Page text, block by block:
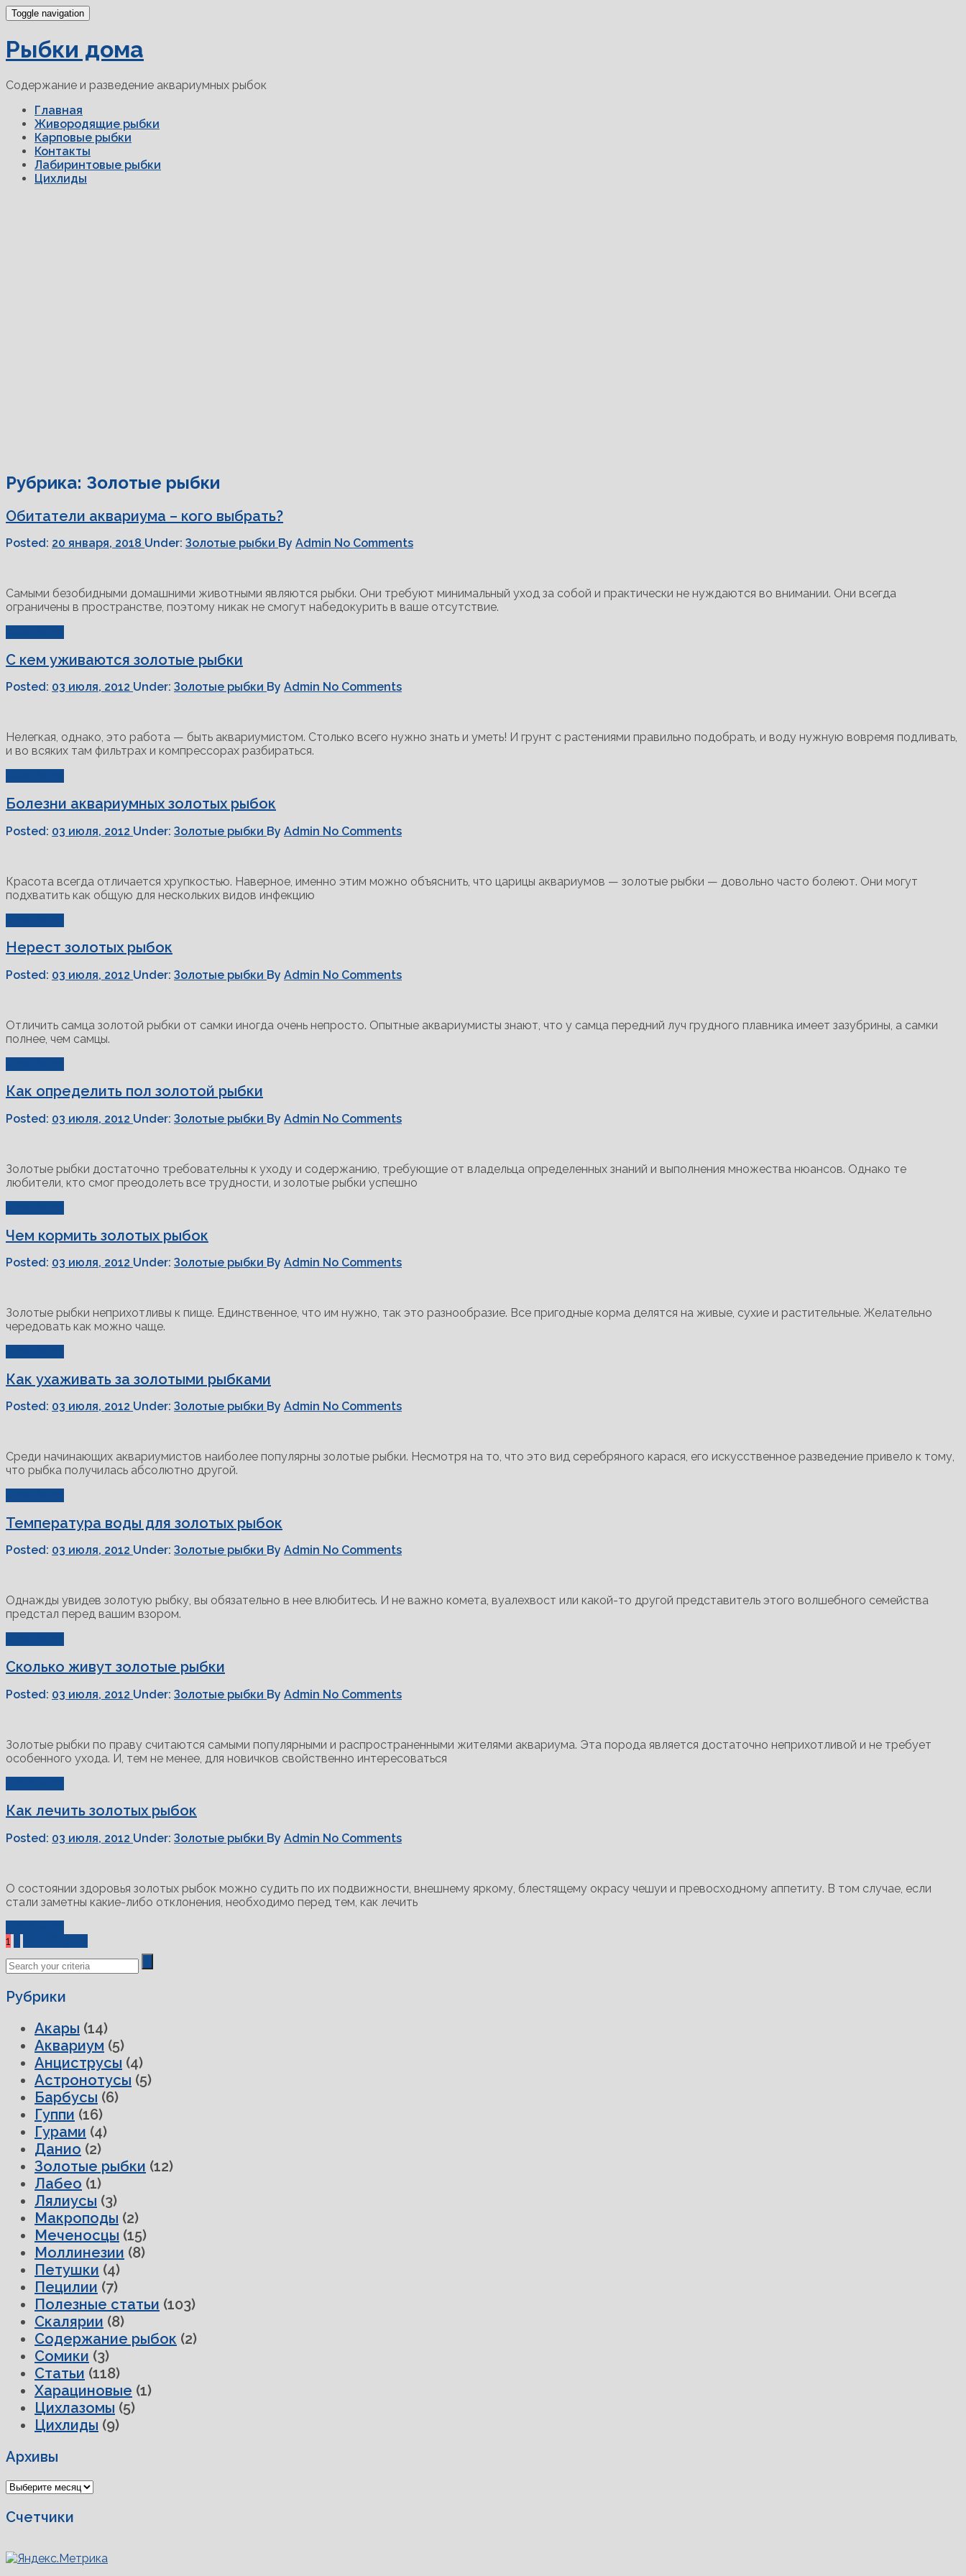
Toggle navigation
Рыбки дома
Содержание и разведение аквариумных рыбок
Главная
Живородящие рыбки
Карповые рыбки
Контакты
Лабиринтовые рыбки
Цихлиды
Рубрика: Золотые рыбки
Обитатели аквариума – кого выбрать?
Posted: 20 января, 2018 Under: Золотые рыбки By Admin No Comments
Самыми безобидными домашними животными являются рыбки. Они требуют минимальный уход за собой и практически не нуждаются во внимании. Они всегда
ограничены в пространстве, поэтому никак не смогут набедокурить в ваше отсутствие.
С кем уживаются золотые рыбки
Posted: 03 июля, 2012 Under: Золотые рыбки By Admin No Comments
Нелегкая, однако, это работа — быть аквариумистом. Столько всего нужно знать и уметь! И грунт с растениями правильно подобрать, и воду нужную вовремя подливать,
и во всяких там фильтрах и компрессорах разбираться.
Болезни аквариумных золотых рыбок
Posted: 03 июля, 2012 Under: Золотые рыбки By Admin No Comments
Красота всегда отличается хрупкостью. Наверное, именно этим можно объяснить, что царицы аквариумов — золотые рыбки — довольно часто болеют. Они могут
подхватить как общую для нескольких видов инфекцию
Нерест золотых рыбок
Posted: 03 июля, 2012 Under: Золотые рыбки By Admin No Comments
Отличить самца золотой рыбки от самки иногда очень непросто. Опытные аквариумисты знают, что у самца передний луч грудного плавника имеет зазубрины, а самки
полнее, чем самцы.
Как определить пол золотой рыбки
Posted: 03 июля, 2012 Under: Золотые рыбки By Admin No Comments
Золотые рыбки достаточно требовательны к уходу и содержанию, требующие от владельца определенных знаний и выполнения множества нюансов. Однако те
любители, кто смог преодолеть все трудности, и золотые рыбки успешно
Чем кормить золотых рыбок
Posted: 03 июля, 2012 Under: Золотые рыбки By Admin No Comments
Золотые рыбки неприхотливы к пище. Единственное, что им нужно, так это разнообразие. Все пригодные корма делятся на живые, сухие и растительные. Желательно
чередовать как можно чаще.
Как ухаживать за золотыми рыбками
Posted: 03 июля, 2012 Under: Золотые рыбки By Admin No Comments
Среди начинающих аквариумистов наиболее популярны золотые рыбки. Несмотря на то, что это вид серебряного карася, его искусственное разведение привело к тому,
что рыбка получилась абсолютно другой.
Температура воды для золотых рыбок
Posted: 03 июля, 2012 Under: Золотые рыбки By Admin No Comments
Однажды увидев золотую рыбку, вы обязательно в нее влюбитесь. И не важно комета, вуалехвост или какой-то другой представитель этого волшебного семейства
предстал перед вашим взором.
Cколько живут золотые рыбки
Posted: 03 июля, 2012 Under: Золотые рыбки By Admin No Comments
Золотые рыбки по праву считаются самыми популярными и распространенными жителями аквариума. Эта порода является достаточно неприхотливой и не требует
особенного ухода. И, тем не менее, для новичков свойственно интересоваться
Как лечить золотых рыбок
Posted: 03 июля, 2012 Under: Золотые рыбки By Admin No Comments
О состоянии здоровья золотых рыбок можно судить по их подвижности, внешнему яркому, блестящему окрасу чешуи и превосходному аппетиту. В том случае, если
стали заметны какие-либо отклонения, необходимо перед тем, как лечить
1
Рубрики
Акары (14)
Аквариум (5)
Анциструсы (4)
Астронотусы (5)
Барбусы (6)
Гуппи (16)
Гурами (4)
Данио (2)
Золотые рыбки (12)
Лабео (1)
Лялиусы (3)
Макроподы (2)
Меченосцы (15)
Моллинезии (8)
Петушки (4)
Пецилии (7)
Полезные статьи (103)
Скалярии (8)
Содержание рыбок (2)
Сомики (3)
Статьи (118)
Харациновые (1)
Цихлазомы (5)
Цихлиды (9)
Архивы
Архивы
Счетчики